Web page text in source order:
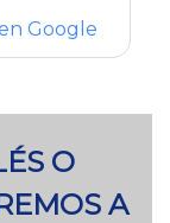
Google
O
A